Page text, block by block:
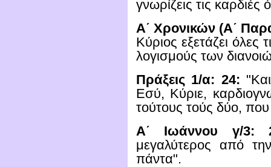
γνωρίζεις τις
Α΄ Χρονικών (Α΄
Κύριος εξετάζει όλες
λογισμούς των
Πράξεις 1/α: 24:
Εσύ, Κύριε,
τούτους τούς δύο, που
Α΄ Ιωάννου γ/3:
μεγαλύτερος από
πάντα".